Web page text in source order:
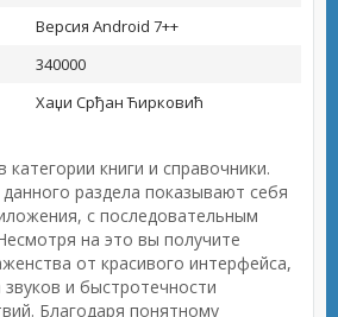
Версия Android 7++
340000
Хаџи Срђан Ћирковић
книги и справочники.
раздела показывают себя
с последовательным
на это вы получите
от красивого интерфейса,
и быстротечности
Благодаря понятному